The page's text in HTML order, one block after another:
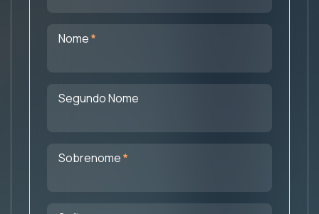
Nome Obrigatório
Segundo Nome
Sobrenome Obrigatório